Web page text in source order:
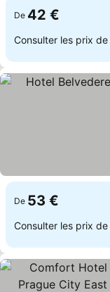
De 42 €
Consulter les prix de
De 53 €
Consulter les prix de